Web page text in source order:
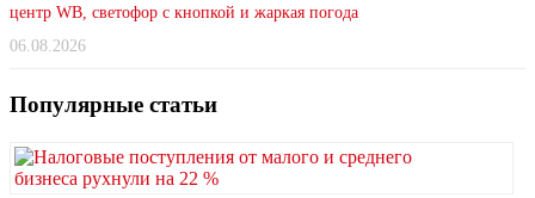
центр WB, светофор с кнопкой и жаркая погода
06.08.2026
Популярные статьи